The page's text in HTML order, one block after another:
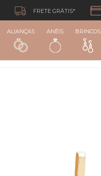
FRETE GRÁTIS*
ALIANÇAS ANÉIS BRINCOS